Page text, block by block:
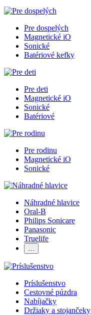
Pre dospelých
Magnetické iO
Sonické
Batériové kefky
Pre deti
Magnetické iO
Sonické
Batériové
Pre rodinu
Magnetické iO
Sonické
Náhradné hlavice
Oral-B
Philips Sonicare
Panasonic
Truelife
…
Príslušenstvo
Cestovné púzdra
Nabíjačky
Držiaky a stojančeky